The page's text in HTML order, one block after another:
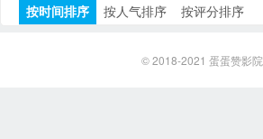
按时间排序
按人气排序 按评分排序
© 2018-2021 蛋蛋赞影院